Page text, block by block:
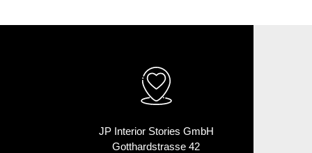
JP Interior Stories GmbH
Gotthardstrasse 42